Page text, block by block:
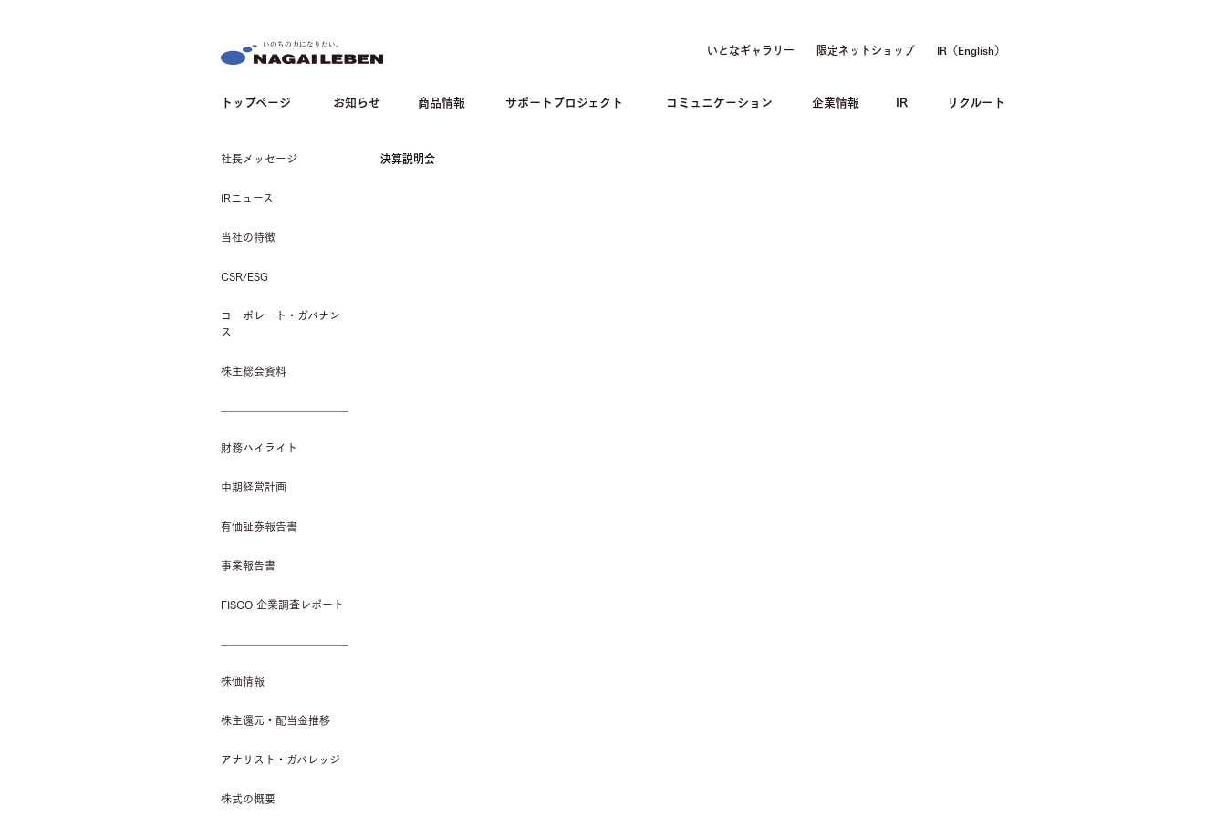
いとなギャラリー 限定ネットショップ IR（English）
トップページ お知らせ 商品情報 サポートプロジェクト コミュニケーション 企業情報 IR リクルート
社長メッセージ
IRニュース
当社の特徴
CSR/ESG
コーポレート・ガバナン
ス
株主総会資料
財務ハイライト
中期経営計画
有価証券報告書
事業報告書
FISCO 企業調査レポート
株価情報
株主還元・配当金推移
アナリスト・ガバレッジ
株式の概要
決算説明会